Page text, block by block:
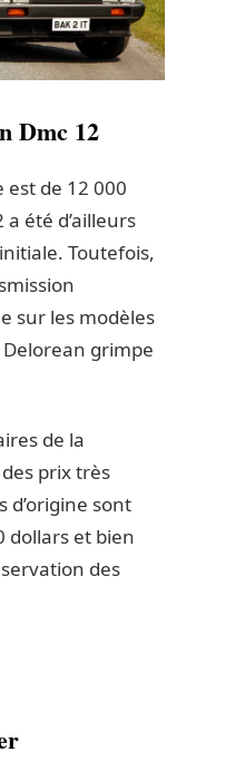
Dmc 12
de 12 000
été d’ailleurs
Toutefois,
sur les modèles
grimpe
de la
prix très
d’origine sont
dollars et bien
des